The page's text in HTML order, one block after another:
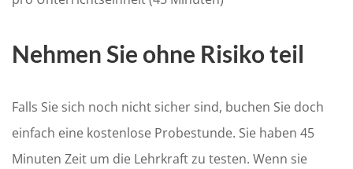
Nehmen Sie ohne Risiko teil
Falls Sie sich noch nicht sicher sind, buchen Sie doch
einfach eine kostenlose Probestunde. Sie haben 45
Minuten Zeit um die Lehrkraft zu testen. Wenn sie